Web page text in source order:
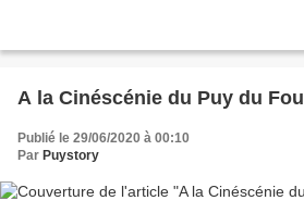
A la Cinéscénie du Puy du Fou
Publié le 29/06/2020 à 00:10
Par Puystory